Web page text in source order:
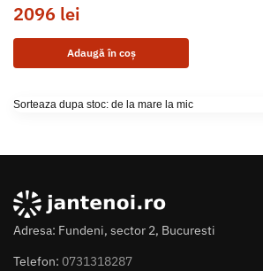
2096 lei
Adaugă în coș
Adresa: Fundeni, sector 2, Bucuresti
Telefon: 0731318287